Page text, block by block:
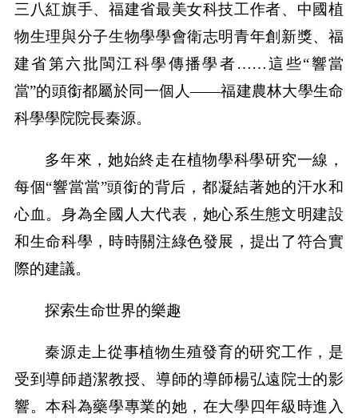
三八紅旗手、福建省最美女科技工作者、中國植
物生理與分子生物學學會衛志明青年創新獎、福
建省第六批閩江科學傳播學者……這些“響當
當”的頭銜都屬於同一個人——福建農林大學生命
科學學院院長秦源。
多年來，她始終走在植物學科學研究一線，
每個“響當當”頭銜的背后，都凝結著她的汗水和
心血。身為全國人大代表，她心系生態文明建設
和生命科學，時時關注綠色發展，提出了符合實
際的建議。
探索生命世界的樂趣
秦源走上從事植物生殖發育的研究工作，是
受到導師趙潔教授、導師的導師楊弘遠院士的影
響。本科為藥學專業的她，在大學四年級時進入